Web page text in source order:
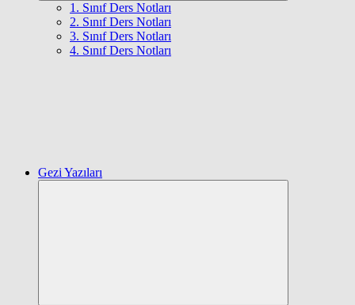
1. Sınıf Ders Notları
2. Sınıf Ders Notları
3. Sınıf Ders Notları
4. Sınıf Ders Notları
Gezi Yazıları